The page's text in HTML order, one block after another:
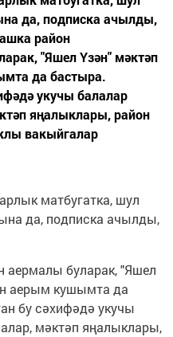
да, подписка ачылды,
район
"Яшел Үзән" мәктәп
да бастыра.
укучы балалар
яңалыклары, район
вакыйгалар
матбугатка, шул
да, подписка ачылды,
аермалы буларак, "Яшел
аерым кушымта да
бу сәхифәдә укучы
мәктәп яңалыклары,